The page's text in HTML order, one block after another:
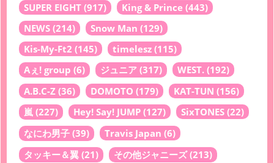
SUPER EIGHT (917) King & Prince (443)
NEWS (214) Snow Man (129)
Kis-My-Ft2 (145) timelesz (115)
Aぇ! group (6) ジュニア (317) WEST. (192)
A.B.C-Z (36) DOMOTO (179) KAT-TUN (156)
嵐 (227) Hey! Say! JUMP (127) SixTONES (22)
なにわ男子 (39) Travis Japan (6)
タッキー＆翼 (21) その他ジャニーズ(213)